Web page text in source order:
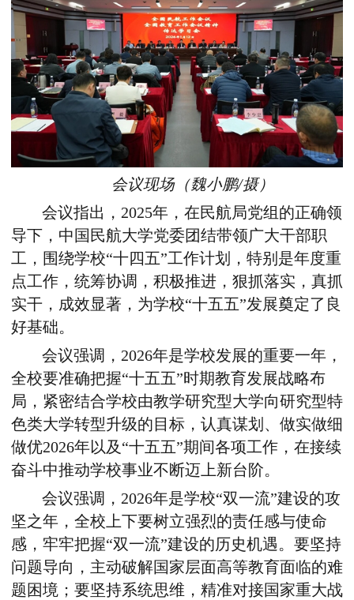
会议现场（魏小鹏/摄）
会议指出， 2025年，在民航局党组的正确领
导下，中国民航大学党委团结带领广大干部职
工，围绕学校“十四五”工作计划，特别是年度重
点工作，统筹协调，积极推进，狠抓落实，真抓
实干，成效显著，为学校“十五五”发展奠定了良
好基础。
会议强调， 2026年是学校发展的重要一年，
全校要准确把握“十五五”时期教育发展战略布
局，紧密结合学校由教学研究型大学向研究型特
色类大学转型升级的目标，认真谋划、做实做细
做优2026年以及“十五五”期间各项工作，在接续
奋斗中推动学校事业不断迈上新台阶。
会议强调， 2026年是学校“双一流”建设的攻
坚之年，全校上下要树立强烈的责任感与使命
感，牢牢把握“双一流”建设的历史机遇。要坚持
问题导向，主动破解国家层面高等教育面临的难
题困境；要坚持系统思维，精准对接国家重大战